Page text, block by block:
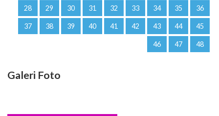
28 29 30 31 32 33 34 35 36
37 38 39 40 41 42 43 44 45
46 47 48
Galeri Foto